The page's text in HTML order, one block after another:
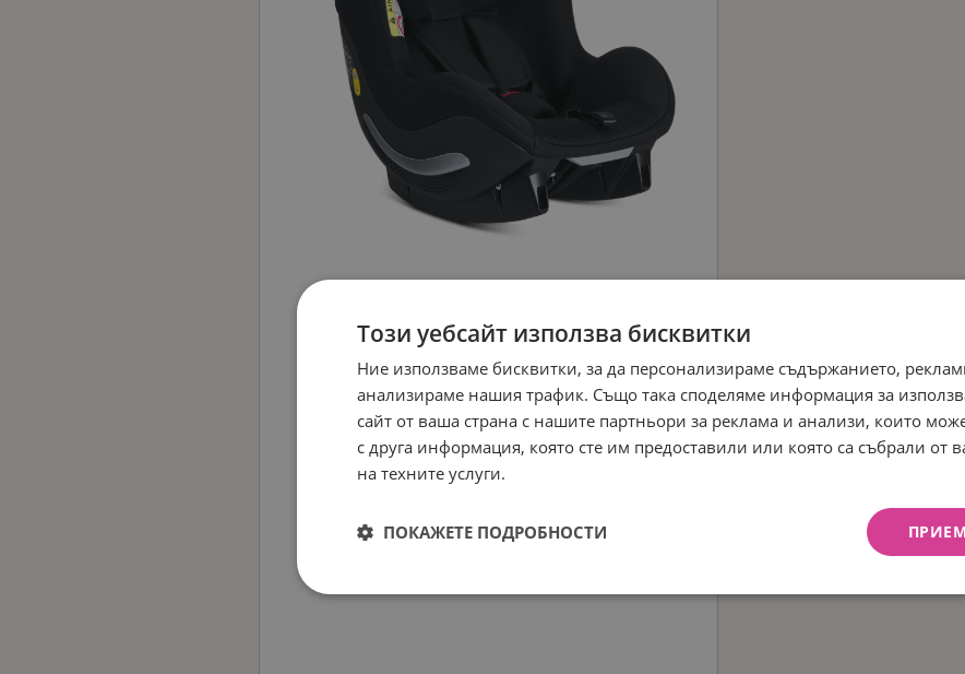
Този уебсайт използва бисквитки
Ние използваме бисквитки, за да персонализираме съдържанието,
анализираме нашия трафик. Също така споделяме информация за
сайт от ваша страна с нашите партньори за реклама и анализи, които
с друга информация, която сте им предоставили или която са събрали от
на техните услуги.
ПОКАЖЕТЕ ПОДРОБНОСТИ